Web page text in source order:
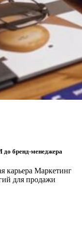
до бренд-менеджера
карьера Маркетинг
для продажи